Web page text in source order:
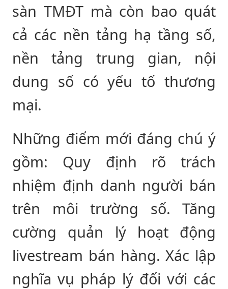
sàn TMĐT mà còn bao quát
cả các nền tảng hạ tầng số,
nền tảng trung gian, nội
dung số có yếu tố thương
mại.
Những điểm mới đáng chú ý
gồm: Quy định rõ trách
nhiệm định danh người bán
trên môi trường số. Tăng
cường quản lý hoạt động
livestream bán hàng. Xác lập
nghĩa vụ pháp lý đối với các